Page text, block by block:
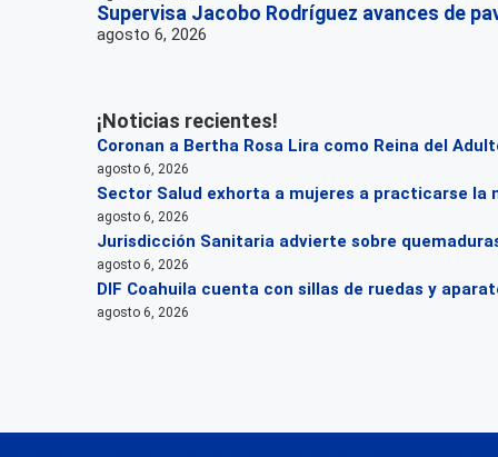
Supervisa Jacobo Rodríguez avances de
agosto 6, 2026
¡Noticias recientes!
Coronan a Bertha Rosa Lira como Reina del
agosto 6, 2026
Sector Salud exhorta a mujeres a practicarse la
agosto 6, 2026
Jurisdicción Sanitaria advierte sobre
agosto 6, 2026
DIF Coahuila cuenta con sillas de ruedas y
agosto 6, 2026